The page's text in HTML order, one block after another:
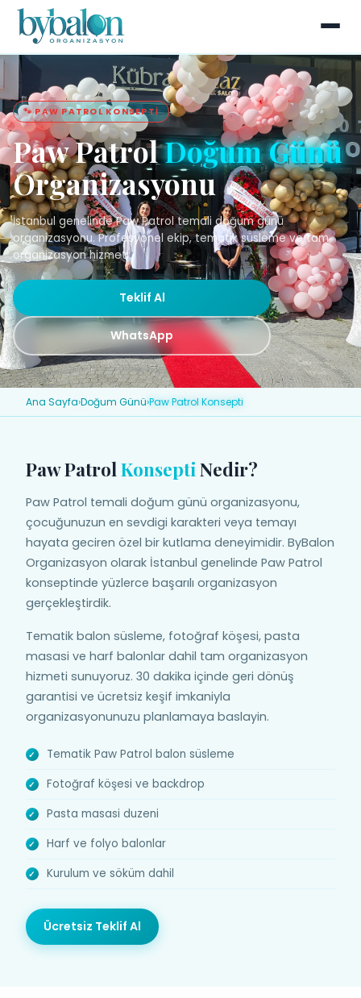
🐾 PAW PATROL KONSEPTI
Paw PatrolDoğum Günü
Organizasyonu
İstanbul genelinde Paw Patrol temali doğum günü
organizasyonu. Profesyonel ekip, tematik süsleme ve tam
organizasyon hizmeti.
Teklif Al
WhatsApp
Ana Sayfa›Doğum Günü›Paw Patrol Konsepti
Paw PatrolKonseptiNedir?
Paw Patrol temali doğum günü organizasyonu,
çocuğunuzun en sevdigi karakteri veya temayı
hayata geciren özel bir kutlama deneyimidir. ByBalon
Organizasyon olarak İstanbul genelinde Paw Patrol
konseptinde yüzlerce başarılı organizasyon
gerçekleştirdik.
Tematik balon süsleme, fotoğraf köşesi, pasta
masasi ve harf balonlar dahil tam organizasyon
hizmeti sunuyoruz. 30 dakika içinde geri dönüş
garantisi ve ücretsiz keşif imkaniyla
organizasyonunuzu planlamaya baslayin.
Tematik Paw Patrol balon süsleme
Fotoğraf köşesi ve backdrop
Pasta masasi duzeni
Harf ve folyo balonlar
Kurulum ve söküm dahil
Ücretsiz Teklif Al